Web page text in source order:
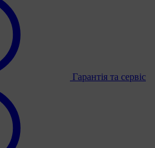
Гарантія та сервіс